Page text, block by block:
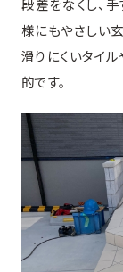
様にもやさしい
滑りにくいタイ
的です。